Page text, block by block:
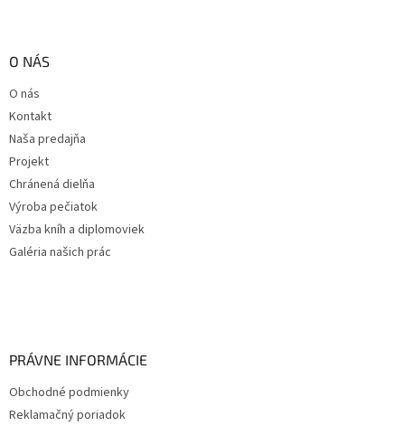
O NÁS
O nás
Kontakt
Naša predajňa
Projekt
Chránená dielňa
Výroba pečiatok
Väzba kníh a diplomoviek
Galéria našich prác
PRÁVNE INFORMÁCIE
Obchodné podmienky
Reklamačný poriadok